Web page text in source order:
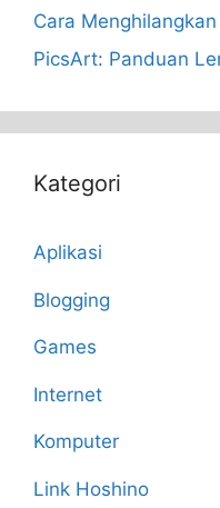
Cara
PicsArt: Panduan
Kategori
Aplikasi
Blogging
Games
Internet
Komputer
Link Hoshino